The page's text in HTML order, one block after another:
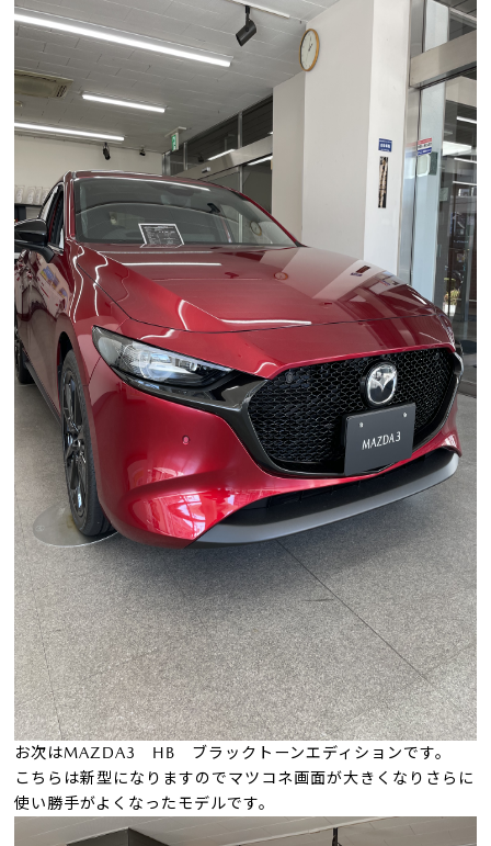
お次はMAZDA3 HB ブラックトーンエディションです。
こちらは新型になりますのでマツコネ画面が大きくなりさらに
使い勝手がよくなったモデルです。